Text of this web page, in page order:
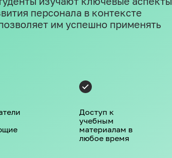
персонала в контексте
им успешно применять
Доступ к
учебным
материалам в
любое время